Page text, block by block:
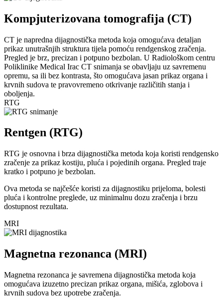
Kompjuterizovana tomografija (CT)
CT je napredna dijagnostička metoda koja omogućava detaljan
prikaz unutrašnjih struktura tijela pomoću rendgenskog zračenja.
Pregled je brz, precizan i potpuno bezbolan. U Radiološkom centru
Poliklinike Medical Irac CT snimanja se obavljaju uz savremenu
opremu, sa ili bez kontrasta, što omogućava jasan prikaz organa i
krvnih sudova te pravovremeno otkrivanje različitih stanja i
oboljenja.
RTG
Rentgen (RTG)
RTG je osnovna i brza dijagnostička metoda koja koristi rendgensko
zračenje za prikaz kostiju, pluća i pojedinih organa. Pregled traje
kratko i potpuno je bezbolan.
Ova metoda se najčešće koristi za dijagnostiku prijeloma, bolesti
pluća i kontrolne preglede, uz minimalnu dozu zračenja i brzu
dostupnost rezultata.
MRI
Magnetna rezonanca (MRI)
Magnetna rezonanca je savremena dijagnostička metoda koja
omogućava izuzetno precizan prikaz organa, mišića, zglobova i
krvnih sudova bez upotrebe zračenja.